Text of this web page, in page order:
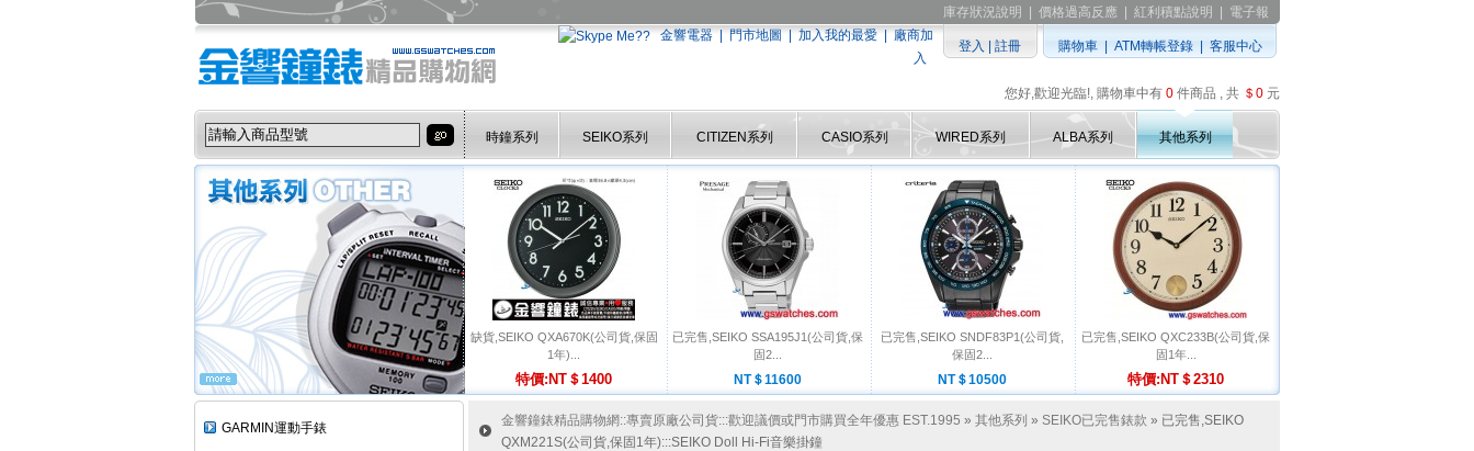
庫存狀況說明 價格過高反應 紅利積點說明
電子報
金響電器
門市地圖 加入我的最愛
廠商加
入
登入 註冊 購物車 ATM轉帳登錄 客服中心
您好,歡迎光臨!, 購物車中有 0 件商品 , 共 ＄0 元
時鐘系列 SEIKO系列 CITIZEN系列 CASIO系列 WIRED系列 ALBA系列 其他系列
缺貨,SEIKO QXA670K(公司貨,保固
1年)...
特價:NT＄1400
已完售,SEIKO SSA195J1(公司貨,保
固2...
NT＄11600
已完售,SEIKO SNDF83P1(公司貨,
保固2...
NT＄10500
已完售,SEIKO QXC233B(公司貨,保
固1年...
特價:NT＄2310
GARMIN運動手錶 金響鐘錶精品購物網::專賣原廠公司貨:::歡迎議價或門市購買全年優惠 EST.1995 » 其他系列 » SEIKO已完售錶款 » 已完售,SEIKO
QXM221S(公司貨,保固1年):::SEIKO Doll Hi-Fi音樂掛鐘